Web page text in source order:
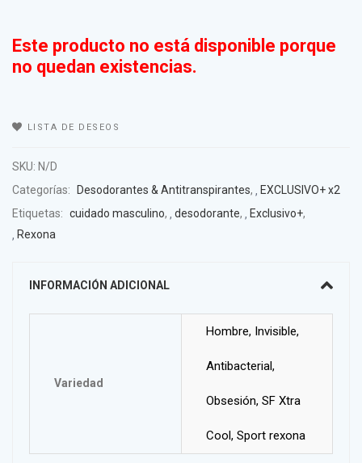
Este producto no está disponible porque
no quedan existencias.
LISTA DE DESEOS
SKU: N/D
Categorías:
Desodorantes & Antitranspirantes,
EXCLUSIVO+ x2
Etiquetas: cuidado masculino, desodorante, Exclusivo+,
Rexona
INFORMACIÓN ADICIONAL
Variedad
Hombre, Invisible,
Antibacterial,
Obsesión, SF Xtra
Cool, Sport rexona